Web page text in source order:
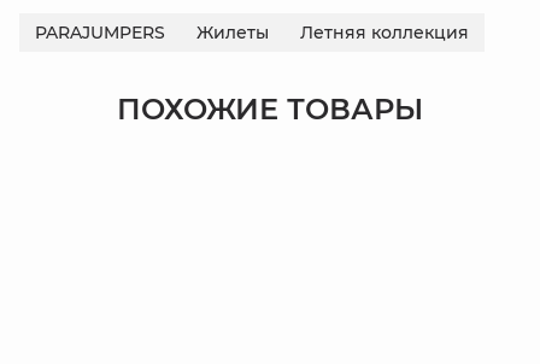
PARAJUMPERS Жилеты Летняя коллекция
ПОХОЖИЕ ТОВАРЫ